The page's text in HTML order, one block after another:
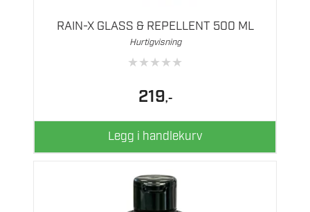
RAIN-X GLASS & REPELLENT 500 ML
Hurtigvisning
★★★★★
219,-
Legg i handlekurv